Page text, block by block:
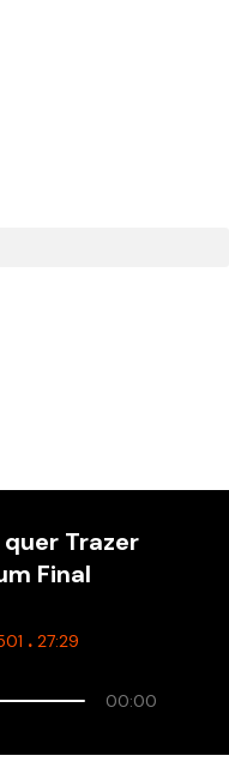
Trazer
Final
. 27:29
00:00